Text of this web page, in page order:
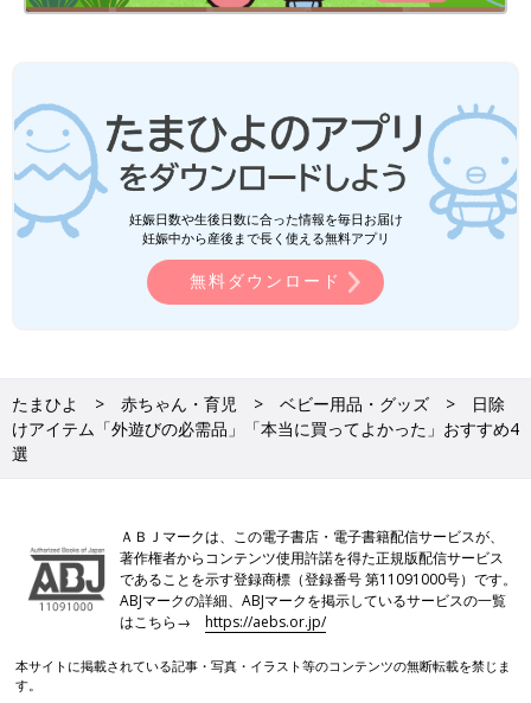
妊娠日数や生後日数に合った情報を毎日お届け
妊娠中から産後まで長く使える無料アプリ
無料ダウンロード
たまひよ 赤ちゃん・育児 ベビー用品・グッズ
日除
けアイテム「外遊びの必需品」「本当に買ってよかった」おすすめ4
選
ＡＢＪマークは、この電子書店・電子書籍配信サービスが、
著作権者からコンテンツ使用許諾を得た正規版配信サービス
であることを示す登録商標（登録番号 第11091000号）です。
ABJマークの詳細、ABJマークを掲示しているサービスの一覧
はこちら→https://aebs.or.jp/
本サイトに掲載されている記事・写真・イラスト等のコンテンツの無断転載を禁じま
す。